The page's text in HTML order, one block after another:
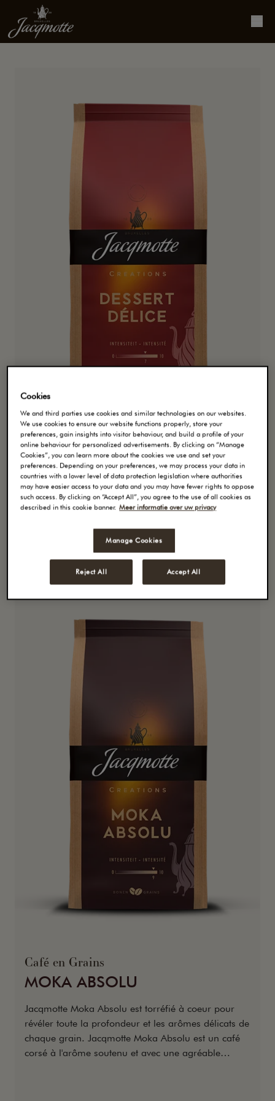
Café en Grains
DESSERT DÉLICE
Jacqmotte Dessert Délice est créé avec des grains
de café produits sur les hauts plateaux des plus
subtile et dorée révèle des notes fruitées et des
saveurs riches. Jacqmotte Dessert Délice est un café
équilibré, doté d'une pointe de caractère.
Café en Grains
MOKA ABSOLU
Jacqmotte Moka Absolu est torréfié à coeur pour
révéler toute la profondeur et les arômes délicats de
chaque grain. Jacqmotte Moka Absolu est un café
corsé à l'arôme soutenu et avec une agréable
Cookies
We and third parties use cookies and similar technologies on our websites.
We use cookies to ensure our website functions properly, store your
preferences, gain insights into visitor behaviour, and build a profile of your
online behaviour for personalized advertisements. By clicking on “Manage
Cookies”, you can learn more about the cookies we use and set your
preferences. Depending on your preferences, we may process your data in
countries with a lower level of data protection legislation where authorities
may have easier access to your data and you may have fewer rights to oppose
such access. By clicking on “Accept All”, you agree to the use of all cookies as
described in this cookie banner. Meer informatie over uw privacy
Manage Cookies
Reject All Accept All